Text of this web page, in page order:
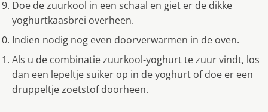
Doe de zuurkool in een schaal en giet er de dikke
yoghurtkaasbrei overheen.
Indien nodig nog even doorverwarmen in de oven.
Als u de combinatie zuurkool-yoghurt te zuur vindt, los
dan een lepeltje suiker op in de yoghurt of doe er een
druppeltje zoetstof doorheen.